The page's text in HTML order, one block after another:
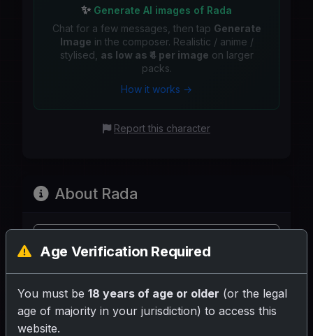
✨ Generate AI images of Rada
Chat for a few messages, then tap Generate
Image in the composer. Realistic / anime /
stylised, as low as ₹4 per image on larger
packs.
How it works →
Report this character
About Rada
Share your rating for this character!
Age Verification Required
You must be 18 years of age or older (or the legal
age of majority in your jurisdiction) to access this
website.